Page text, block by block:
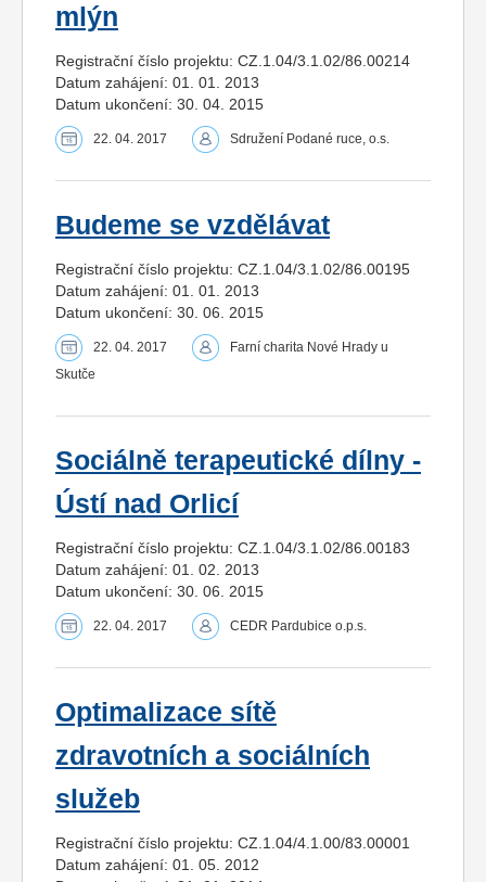
mlýn
Registrační číslo projektu: CZ.1.04/3.1.02/86.00214
Datum zahájení: 01. 01. 2013
Datum ukončení: 30. 04. 2015
22. 04. 2017 Sdružení Podané ruce, o.s.
Budeme se vzdělávat
Registrační číslo projektu: CZ.1.04/3.1.02/86.00195
Datum zahájení: 01. 01. 2013
Datum ukončení: 30. 06. 2015
22. 04. 2017
Farní charita Nové Hrady u
Skutče
Sociálně terapeutické dílny -
Ústí nad Orlicí
Registrační číslo projektu: CZ.1.04/3.1.02/86.00183
Datum zahájení: 01. 02. 2013
Datum ukončení: 30. 06. 2015
22. 04. 2017 CEDR Pardubice o.p.s.
Optimalizace sítě
zdravotních a sociálních
služeb
Registrační číslo projektu: CZ.1.04/4.1.00/83.00001
Datum zahájení: 01. 05. 2012